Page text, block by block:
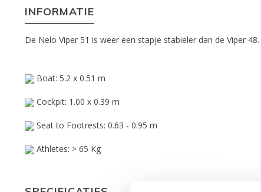
INFORMATIE
De Nelo Viper 51 is weer een stapje stabieler dan de Viper
Boat: 5.2 x 0.51 m
Cockpit: 1.00 x 0.39 m
Seat to Footrests: 0.63 - 0.95 m
Athletes: > 65 Kg